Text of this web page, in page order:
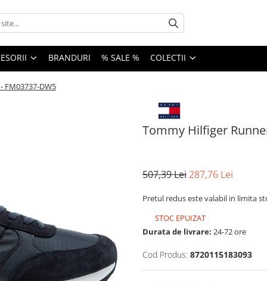
BRANDURI % SALE % COLECTII
DW5
Tommy Hilfiger
507,39 Lei287,76 Lei
Pretul redus este valabil in limita
STOC EPUIZAT
Durata de livrare: 24-72 ore
Cod Produs: 8720115183093